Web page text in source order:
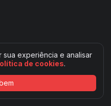
sua experiência e analisar
de cookies.